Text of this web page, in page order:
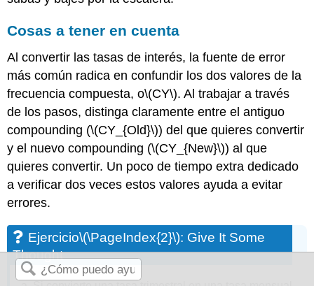
Cosas a tener en cuenta
Al convertir las tasas de interés, la fuente de error
más común radica en confundir los dos valores de la
frecuencia compuesta, o\(CY\). Al trabajar a través
de los pasos, distinga claramente entre el antiguo
compounding (\(CY_{Old}\)) del que quieres convertir
y el nuevo compounding (\(CY_{New}\)) al que
quieres convertir. Un poco de tiempo extra dedicado
a verificar dos veces estos valores ayuda a evitar
errores.
Ejercicio\(\PageIndex{2}\): Give It Some
Thought